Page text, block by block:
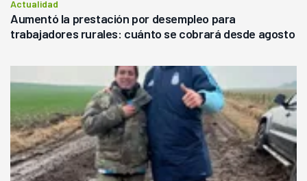
Actualidad
Aumentó la prestación por desempleo para
trabajadores rurales: cuánto se cobrará desde agosto